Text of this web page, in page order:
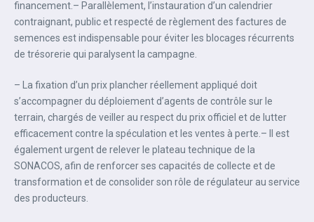
financement.‎– Parallèlement, l’instauration d’un calendrier
contraignant, public et respecté de règlement des factures de
semences est indispensable pour éviter les blocages récurrents
de trésorerie qui paralysent la campagne.‎‎
– La fixation d’un prix plancher réellement appliqué doit
s’accompagner du déploiement d’agents de contrôle sur le
terrain, chargés de veiller au respect du prix officiel et de lutter
efficacement contre la spéculation et les ventes à perte.‎– Il est
également urgent de relever le plateau technique de la
SONACOS, afin de renforcer ses capacités de collecte et de
transformation et de consolider son rôle de régulateur au service
des producteurs.